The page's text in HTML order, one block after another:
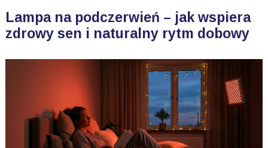
Lampa na podczerwień – jak wspiera
zdrowy sen i naturalny rytm dobowy